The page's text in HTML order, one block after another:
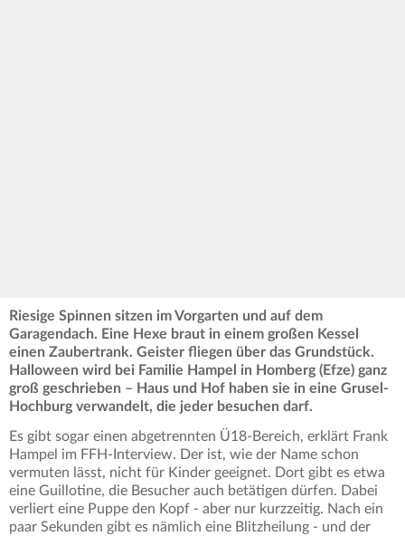
Riesige Spinnen sitzen im Vorgarten und auf dem
Garagendach. Eine Hexe braut in einem großen Kessel
einen Zaubertrank. Geister fliegen über das Grundstück.
Halloween wird bei Familie Hampel in Homberg (Efze) ganz
groß geschrieben – Haus und Hof haben sie in eine Grusel-
Hochburg verwandelt, die jeder besuchen darf.
Es gibt sogar einen abgetrennten Ü18-Bereich, erklärt Frank
Hampel im FFH-Interview. Der ist, wie der Name schon
vermuten lässt, nicht für Kinder geeignet. Dort gibt es etwa
eine Guillotine, die Besucher auch betätigen dürfen. Dabei
verliert eine Puppe den Kopf - aber nur kurzzeitig. Nach ein
paar Sekunden gibt es nämlich eine Blitzheilung - und der